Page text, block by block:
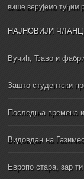
више верујемо туђим
НАЈНОВИЈИ
Вучић, Ђаво и
Зашто студентски
Последња времена
Видовдан на
Европо стара, зар